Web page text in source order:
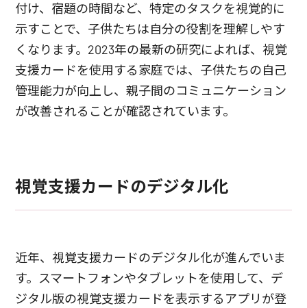
付け、宿題の時間など、特定のタスクを視覚的に
示すことで、子供たちは自分の役割を理解しやす
くなります。2023年の最新の研究によれば、視覚
支援カードを使用する家庭では、子供たちの自己
管理能力が向上し、親子間のコミュニケーション
が改善されることが確認されています。
視覚支援カードのデジタル化
近年、視覚支援カードのデジタル化が進んでいま
す。スマートフォンやタブレットを使用して、デ
ジタル版の視覚支援カードを表示するアプリが登